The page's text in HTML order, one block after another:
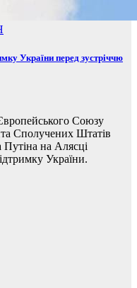
України перед зустріччю
Союзу
Сполучених Штатів
Путіна на Алясці
України.